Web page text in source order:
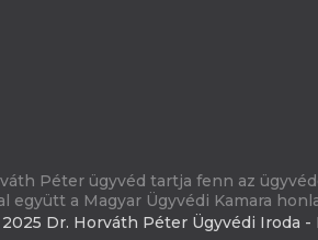
Péter ügyvéd tartja fenn az
együtt a Magyar Ügyvédi Kamara
Dr. Horváth Péter Ügyvédi Iroda